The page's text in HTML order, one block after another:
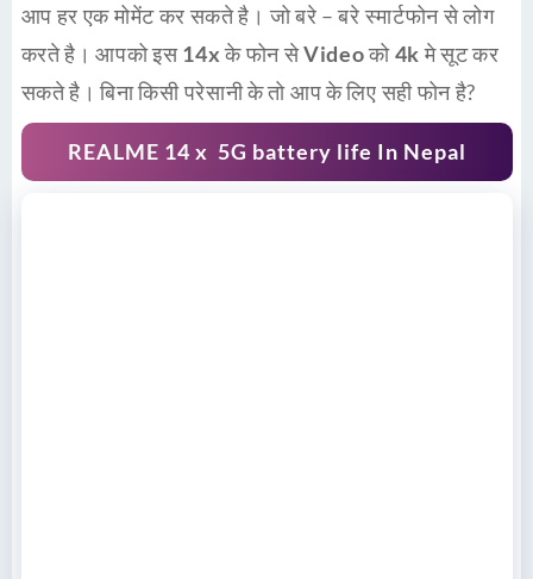
आप हर एक मोमेंट कर सकते है। जो बरे – बरे स्मार्टफोन से लोग
करते है। आपको इस14xके फोन सेVideoको4kमे सूट कर
सकते है। बिना किसी परेसानी के तो आप के लिए सही फोन है?
REALME 14 x 5G battery life In Nepal